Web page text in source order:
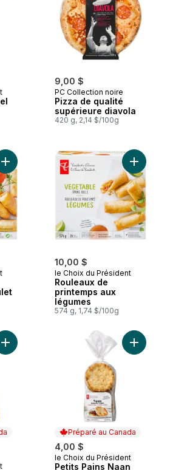
9,00 $
PC Collection noire
Pizza de qualité
supérieure diavola
420 g, 2,14 $/100g
Ajouter Rouleaux de printemps au poulet
10,00 $
le Choix du Président
Rouleaux de
printemps aux
légumes
574 g, 1,74 $/100g
Ajouter
Ajouter Croustilles ondulées pleines de
Préparé au Canada
4,00 $
Préparé au Canada
le Choix du Président
Petits Pains Naan
Ajouter